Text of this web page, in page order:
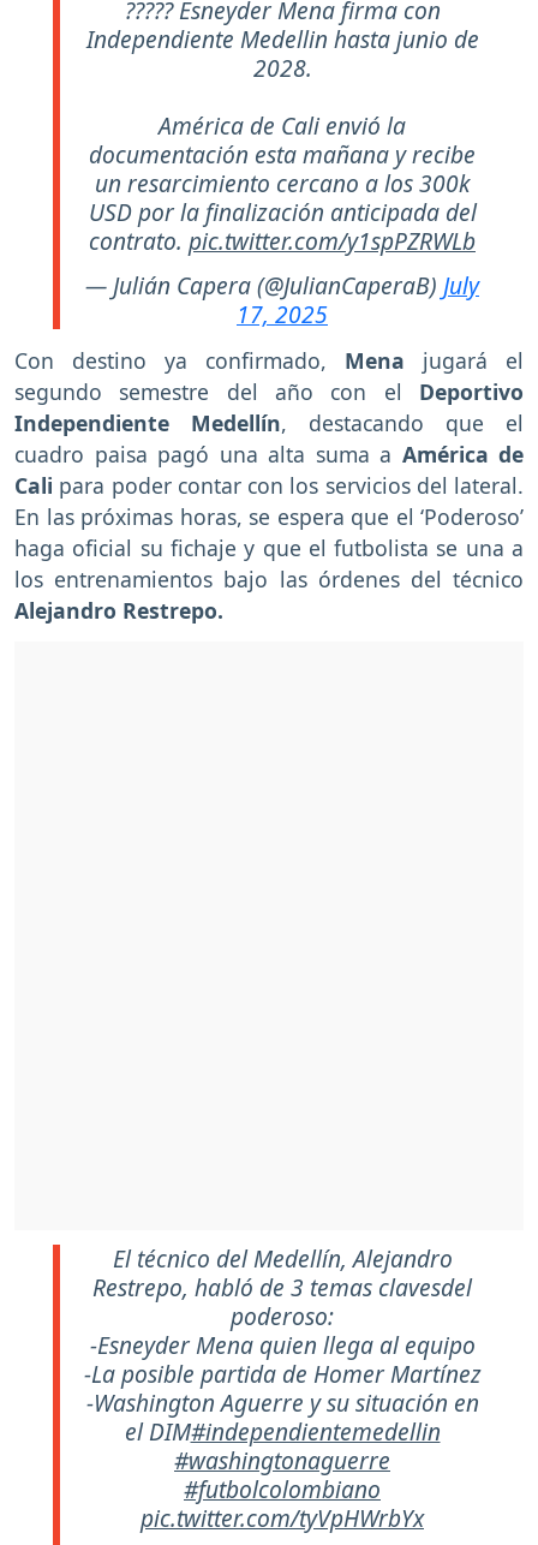
????? Esneyder Mena firma con
Independiente Medellin hasta junio de
2028.
América de Cali envió la
documentación esta mañana y recibe
un resarcimiento cercano a los 300k
USD por la finalización anticipada del
contrato. pic.twitter.com/y1spPZRWLb
— Julián Capera (@JulianCaperaB) July
17, 2025
Con destino ya confirmado, Mena jugará el
segundo semestre del año con el Deportivo
Independiente Medellín, destacando que el
cuadro paisa pagó una alta suma a América de
Cali para poder contar con los servicios del lateral.
En las próximas horas, se espera que el ‘Poderoso’
haga oficial su fichaje y que el futbolista se una a
los entrenamientos bajo las órdenes del técnico
Alejandro Restrepo.
El técnico del Medellín, Alejandro
Restrepo, habló de 3 temas clavesdel
poderoso:
-Esneyder Mena quien llega al equipo
-La posible partida de Homer Martínez
-Washington Aguerre y su situación en
el DIM#independientemedellin
#washingtonaguerre
#futbolcolombiano
pic.twitter.com/tyVpHWrbYx